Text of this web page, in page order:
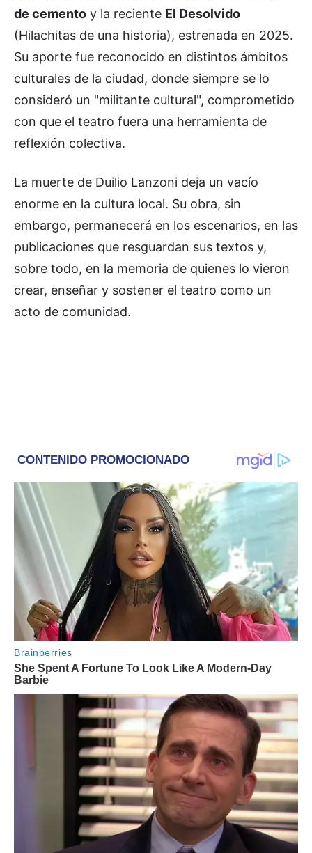
de cemento y la reciente El Desolvido
(Hilachitas de una historia), estrenada en 2025.
Su aporte fue reconocido en distintos ámbitos
culturales de la ciudad, donde siempre se lo
consideró un "militante cultural", comprometido
con que el teatro fuera una herramienta de
reflexión colectiva.
La muerte de Duilio Lanzoni deja un vacío
enorme en la cultura local. Su obra, sin
embargo, permanecerá en los escenarios, en las
publicaciones que resguardan sus textos y,
sobre todo, en la memoria de quienes lo vieron
crear, enseñar y sostener el teatro como un
acto de comunidad.